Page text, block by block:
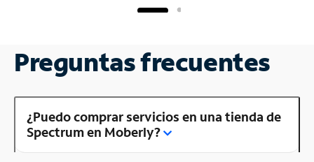
Preguntas frecuentes
¿Puedo comprar servicios en una tienda de
Spectrum en Moberly?